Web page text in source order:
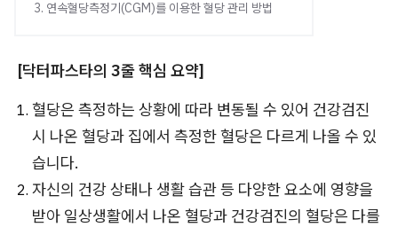
3. 연속혈당측정기(CGM)를 이용한 혈당 관리 방법
[닥터파스타의 3줄 핵심 요약]
혈당은 측정하는 상황에 따라 변동될 수 있어 건강검진
시 나온 혈당과 집에서 측정한 혈당은 다르게 나올 수 있
습니다.
자신의 건강 상태나 생활 습관 등 다양한 요소에 영향을
받아 일상생활에서 나온 혈당과 건강검진의 혈당은 다를